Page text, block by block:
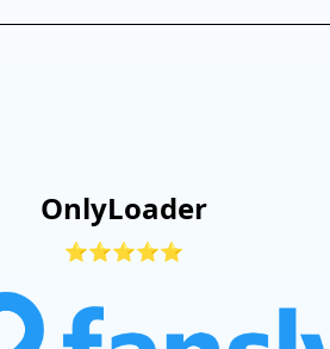
OnlyLoader
⭐⭐⭐⭐⭐